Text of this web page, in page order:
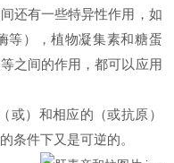
还有一些特异性作用，如
等），植物凝集素和糖蛋
之间的作用，都可以应用
）和相应的（或抗原）
条件下又是可逆的。